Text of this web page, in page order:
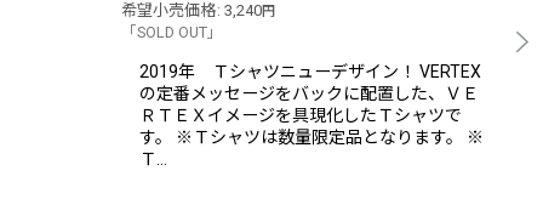
希望小売価格: 3,240円
「SOLD OUT」
2019年 Ｔシャツニューデザイン！ VERTEX
の定番メッセージをバックに配置した、ＶＥ
ＲＴＥＸイメージを具現化したＴシャツで
す。 ※Ｔシャツは数量限定品となります。 ※
Ｔ…